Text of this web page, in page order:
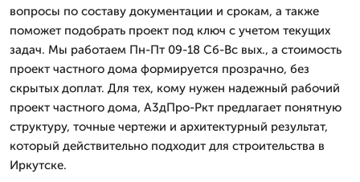
вопросы по составу документации и срокам, а также
поможет подобрать проект под ключ с учетом текущих
задач. Мы работаем Пн-Пт 09-18 Сб-Вс вых., а стоимость
проект частного дома формируется прозрачно, без
скрытых доплат. Для тех, кому нужен надежный рабочий
проект частного дома, А3дПро-Ркт предлагает понятную
структуру, точные чертежи и архитектурный результат,
который действительно подходит для строительства в
Иркутске.